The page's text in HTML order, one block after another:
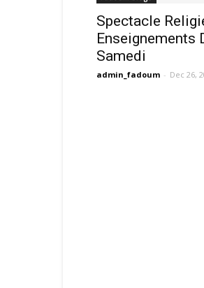
Spectacle
Enseignements
Samedi
admin_fadoum - Dec 26,